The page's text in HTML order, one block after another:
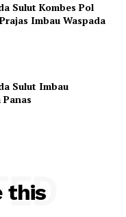
Sulut Kombes Pol
Imbau Waspada
Sulut Imbau
Panas
this